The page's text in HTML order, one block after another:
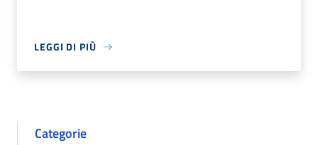
LEGGI DI PIÙ
Categorie